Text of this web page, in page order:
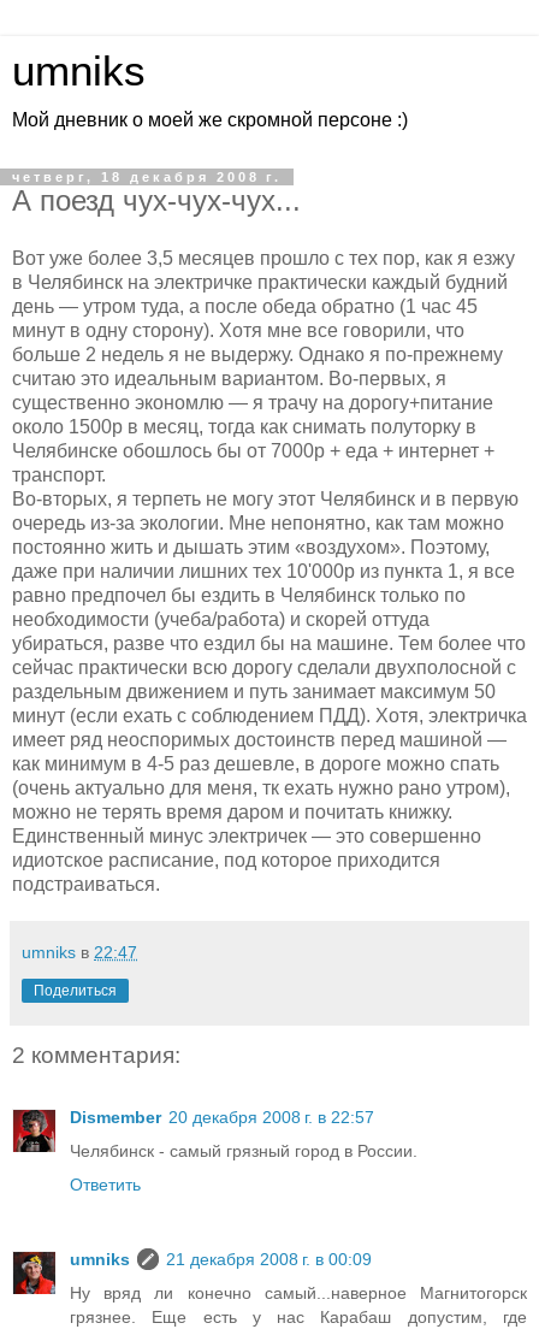
umniks
Мой дневник о моей же скромной персоне :)
четверг, 18 декабря 2008 г.
А поезд чух-чух-чух...
Вот уже более 3,5 месяцев прошло с тех пор, как я езжу
в Челябинск на электричке практически каждый будний
день — утром туда, а после обеда обратно (1 час 45
минут в одну сторону). Хотя мне все говорили, что
больше 2 недель я не выдержу. Однако я по-прежнему
считаю это идеальным вариантом. Во-первых, я
существенно экономлю — я трачу на дорогу+питание
около 1500р в месяц, тогда как снимать полуторку в
Челябинске обошлось бы от 7000р + еда + интернет +
транспорт.
Во-вторых, я терпеть не могу этот Челябинск и в первую
очередь из-за экологии. Мне непонятно, как там можно
постоянно жить и дышать этим «воздухом». Поэтому,
даже при наличии лишних тех 10'000р из пункта 1, я все
равно предпочел бы ездить в Челябинск только по
необходимости (учеба/работа) и скорей оттуда
убираться, разве что ездил бы на машине. Тем более что
сейчас практически всю дорогу сделали двухполосной с
раздельным движением и путь занимает максимум 50
минут (если ехать с соблюдением ПДД). Хотя, электричка
имеет ряд неоспоримых достоинств перед машиной —
как минимум в 4-5 раз дешевле, в дороге можно спать
(очень актуально для меня, тк ехать нужно рано утром),
можно не терять время даром и почитать книжку.
Единственный минус электричек — это совершенно
идиотское расписание, под которое приходится
подстраиваться.
umniks в 22:47
Поделиться
2 комментария:
Dismember 20 декабря 2008 г. в 22:57
Челябинск - самый грязный город в России.
Ответить
umniks
21 декабря 2008 г. в 00:09
Ну вряд ли конечно самый...наверное Магнитогорск
грязнее. Еще есть у нас Карабаш допустим, где